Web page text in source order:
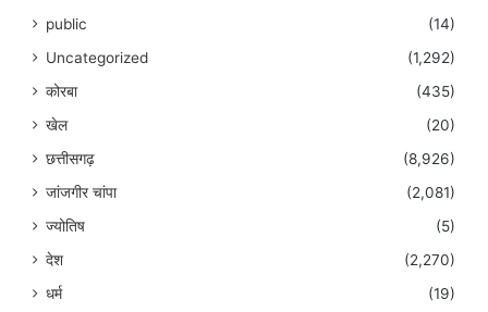
public
(14)
Uncategorized
(1,292)
कोरबा
(435)
खेल
(20)
छत्तीसगढ़
(8,926)
जांजगीर चांपा
(2,081)
ज्योतिष
(5)
देश
(2,270)
धर्म
(19)